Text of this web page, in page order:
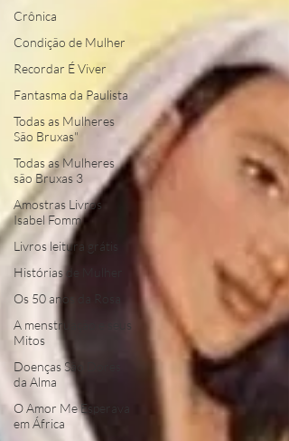
Crônica
Condição de Mulher
Recordar É Viver
Fantasma da Paulista
Todas as Mulheres
São Bruxas"
Todas as Mulheres
são Bruxas 3
Amostras Livros
Isabel Fomm
Livros leitura grátis
Histórias de Mulher
Os 50 anos da Rosa
A menstruação e seus
Mitos
Doenças São Dores
da Alma
O Amor Me Esperava
em África